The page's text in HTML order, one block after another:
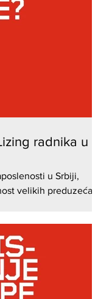
u Srbiji,
velikih preduzeća